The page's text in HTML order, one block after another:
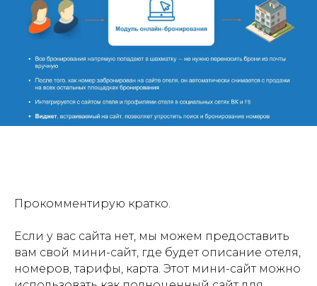
Прокомментирую кратко.
Если у вас сайта нет, мы можем предоставить
вам свой мини-сайт, где будет описание отеля,
номеров, тарифы, карта. Этот мини-сайт можно